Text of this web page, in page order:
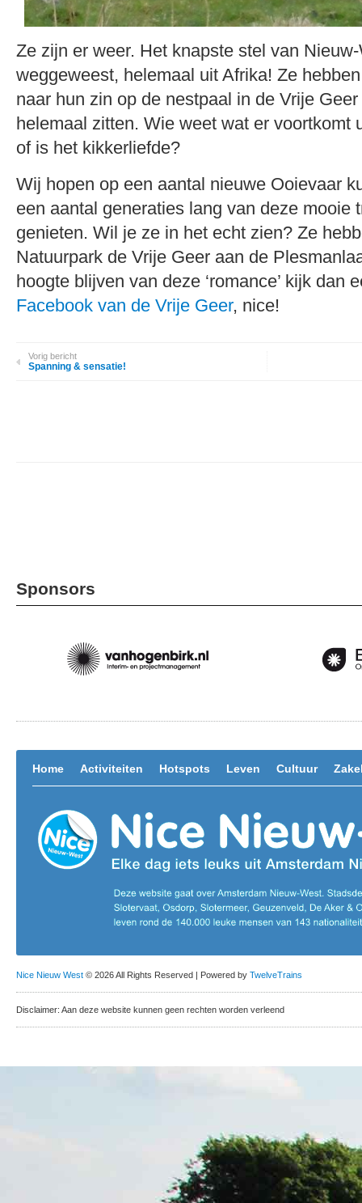
Ze zijn er weer. Het knapste stel van
weggeweest, helemaal uit Afrika! Ze
naar hun zin op de nestpaal in de Vrije
helemaal zitten. Wie weet wat er voortkomt
of is het kikkerliefde?
Wij hopen op een aantal nieuwe Ooievaar
een aantal generaties lang van deze mooie
genieten. Wil je ze in het echt zien? Ze
Natuurpark de Vrije Geer aan de
hoogte blijven van deze ‘romance’ kijk dan
Facebook van de Vrije Geer, nice!
Vorig bericht
Spanning & sensatie!
Sponsors
Home Activiteiten Hotspots Leven Cultuur
Nice Nieuw West © 2026 All Rights Reserved | Powered by TwelveTrains
Disclaimer: Aan deze website kunnen geen rechten worden verleend